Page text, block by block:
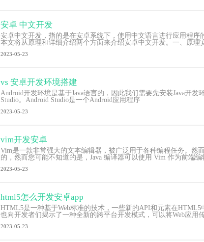
安卓 中文开发
安卓中文开发，指的是在安卓系统下，使用中文语言进行应用程
本文将从原理和详细介绍两个方面来介绍安卓中文开发。一、原理
2023-05-23
vs 安卓开发环境搭建
Android开发环境是基于Java语言的，因此我们需要先安装Java开
Studio。Android Studio是一个Android应用程序
2023-05-23
vim开发安卓
Vim是一款非常强大的文本编辑器，被广泛用于各种编程任务。然
的，然而您可能不知道的是，Java 编译器可以使用 Vim 作为前端编
2023-05-23
html5怎么开发安卓app
HTML5是一种基于Web标准的技术，一些新的API和元素在
也向开发者们揭示了一种全新的跨平台开发模式，可以将Web应用
2023-05-23